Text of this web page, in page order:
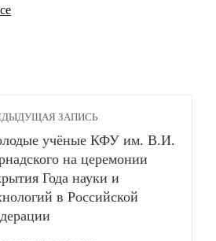
ЗАПИСЬ
учёные КФУ им. В.И.
на церемонии
Года науки и
в Российской